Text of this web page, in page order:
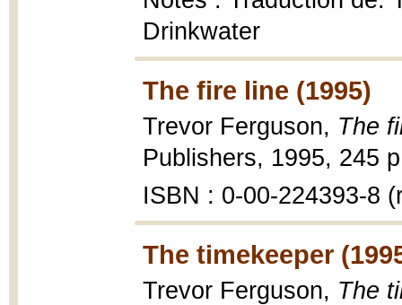
Drinkwater
The fire line (1995)
Trevor Ferguson, The
Publishers, 1995, 245
ISBN : 0-00-224393-8
The timekeeper
Trevor Ferguson, The